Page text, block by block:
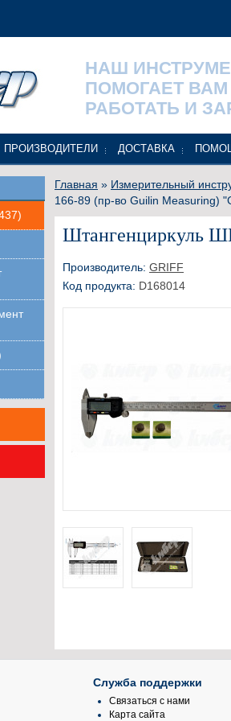
НАШ
ПОМОГАЕТ ВАМ
РАБОТАТЬ И
ПРОИЗВОДИТЕЛИ ДОСТАВКА
Главная » Измерительный
166-89 (пр-во Guilin Measuring)
Штангенциркуль
Производитель: GRIFF
Код продукта: D168014
Служба поддержки
Связаться с нами
Карта сайта